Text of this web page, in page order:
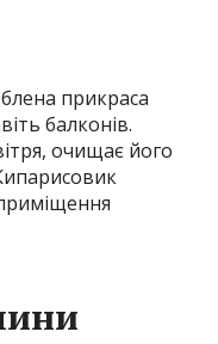
прикраса
балконів.
очищає його